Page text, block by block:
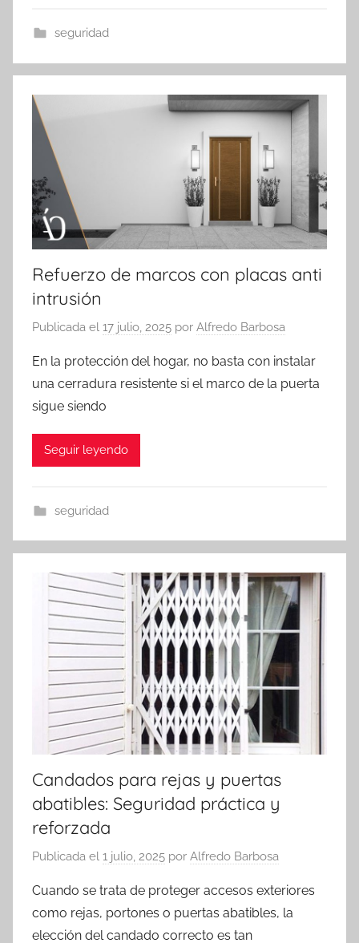
seguridad
Refuerzo de marcos con placas anti
intrusión
Publicada el 17 julio, 2025 por Alfredo Barbosa
En la protección del hogar, no basta con instalar
una cerradura resistente si el marco de la puerta
sigue siendo
Seguir leyendo
seguridad
Candados para rejas y puertas
abatibles: Seguridad práctica y
reforzada
Publicada el 1 julio, 2025 por Alfredo Barbosa
Cuando se trata de proteger accesos exteriores
como rejas, portones o puertas abatibles, la
elección del candado correcto es tan